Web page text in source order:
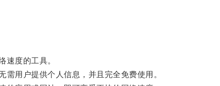
度的工具。
用户提供个人信息，并且完全免费使用。